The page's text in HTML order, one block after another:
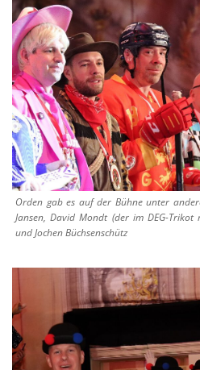
Orden gab es auf der Bühne unter
Jansen, David Mondt (der im DEG-
und Jochen Büchsenschütz